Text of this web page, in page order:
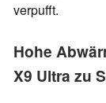
verpufft.
Hohe
X9 Ultra zu